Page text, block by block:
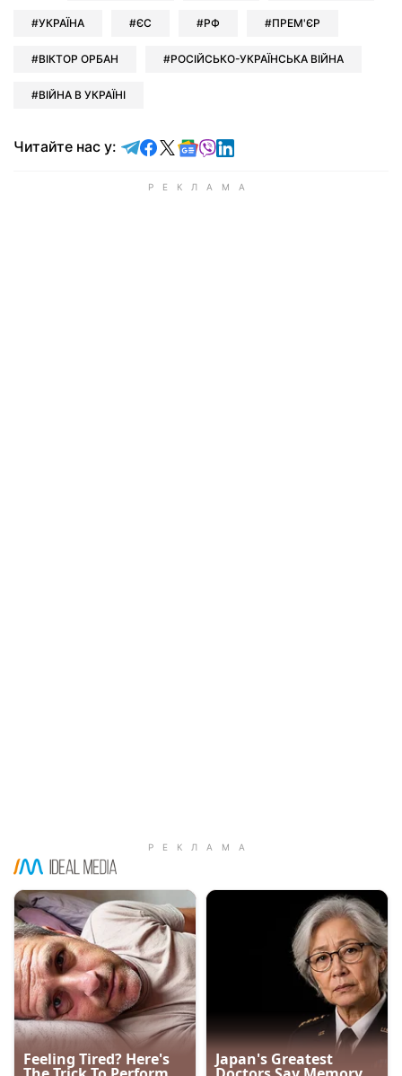
УКРАЇНА ЄС РФ ПРЕМ'ЄР
ВІКТОР ОРБАН РОСІЙСЬКО-УКРАЇНСЬКА ВІЙНА
ВІЙНА В УКРАЇНІ
Читайте нас у: Читайте у Telegram
Читайте у Facebook
Читайте у X
Читайте у Google news
Читайте у Viber
Читайте у LinkedIn